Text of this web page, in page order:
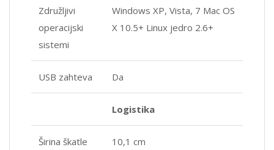
Združljivi
operacijski
sistemi
Windows XP, Vista, 7 Mac OS
X 10.5+ Linux jedro 2.6+
USB zahteva Da
Logistika
Širina škatle 10,1 cm